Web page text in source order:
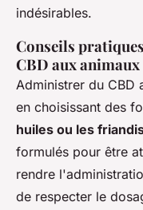
indésirables.
Conseils
CBD aux animaux
Administrer du CBD
en choisissant des
huiles ou les
formulés pour être
rendre
de respecter le